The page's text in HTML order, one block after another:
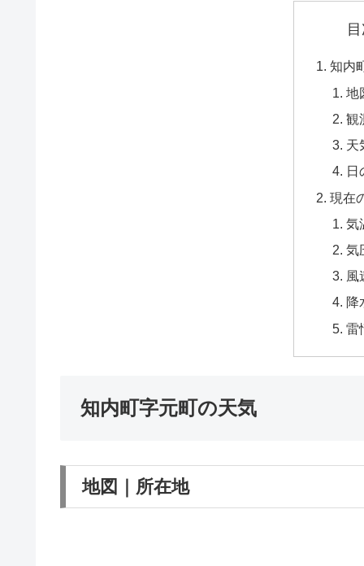
知内
地
観
天
日
現在
気
気
風
降
雷
知内町字元町の天気
地図｜所在地